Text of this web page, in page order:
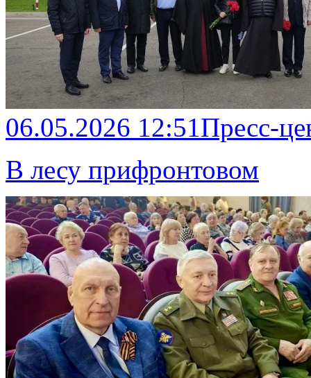
06.05.2026 12:51Пресс-
В лесу прифронтовом